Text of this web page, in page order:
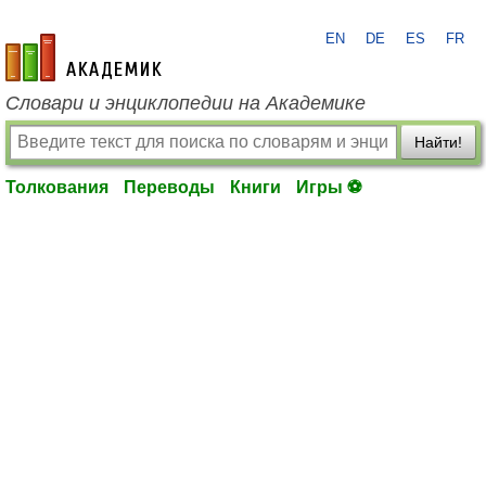
academic.ru
EN DE ES FR
Словари и энциклопедии на Академике
Найти!
Толкования Переводы Книги Игры ⚽